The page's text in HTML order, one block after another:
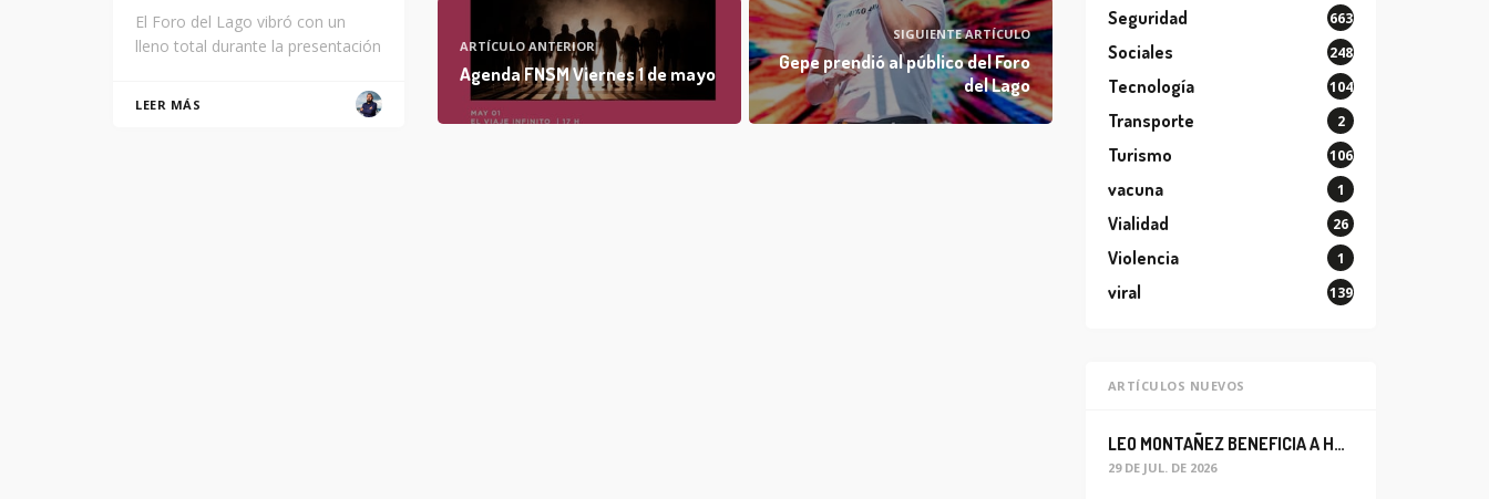
ARTÍCULO ANTERIOR
Agenda FNSM Viernes 1 de mayo
SIGUIENTE ARTÍCULO
Gepe prendió al público del Foro
del Lago
El Foro del Lago vibró con un
lleno total durante la presentación
LEER MÁS
Seguridad 663
Sociales 248
Tecnología 104
Transporte 2
Turismo 106
vacuna 1
Vialidad 26
Violencia 1
viral 139
ARTÍCULOS NUEVOS
LEO MONTAÑEZ BENEFICIA A HABITANTES DEL BARRIO DE LA SALUD CON MEJORA DEL ALCANTARILLADO SANITARIO
29 DE JUL. DE 2026